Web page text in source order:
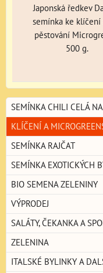
Japonská ředkev
semínka ke klíčení
pěstování
500 g.
SEMÍNKA CHILI CELÁ
KLÍČENÍ A
SEMÍNKA RAJČAT
SEMÍNKA EXOTICKÝCH
BIO SEMENA ZELENINY
VÝPRODEJ
SALÁTY, ČEKANKA A
ZELENINA
ITALSKÉ BYLINKY A